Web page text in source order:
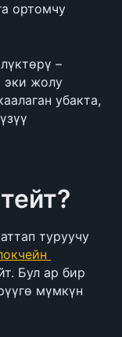
ортомчу
–
эки жолу
убакта,
туруучу
Бул ар бир
мүмкүн